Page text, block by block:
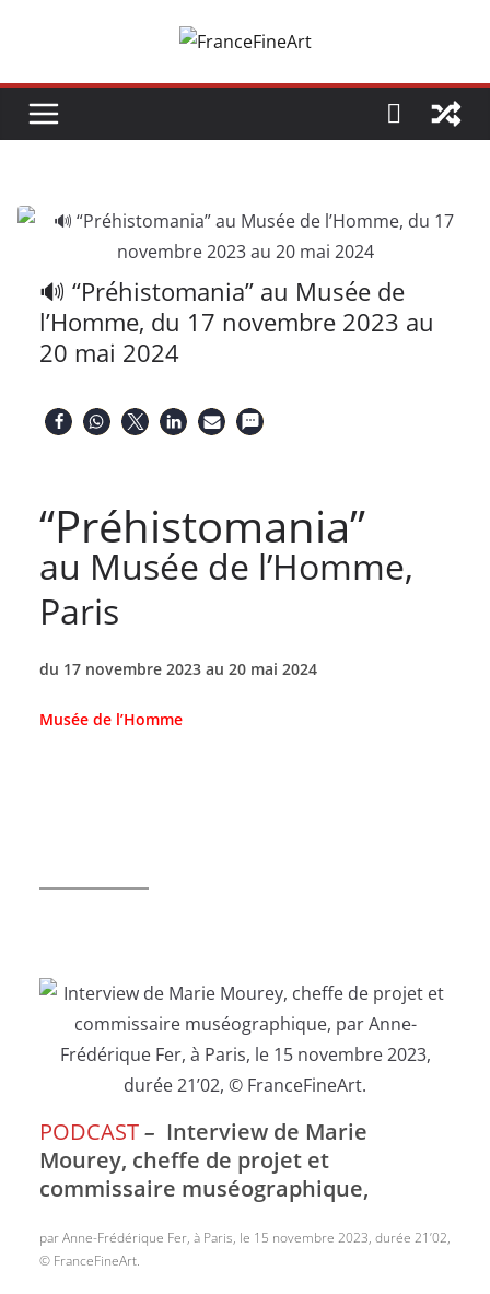
🔊 “Préhistomania” au Musée de
l’Homme, du 17 novembre 2023 au
20 mai 2024
“Préhistomania”
au Musée de l’Homme,
Paris
du 17 novembre 2023 au 20 mai 2024
Musée de l’Homme
PODCAST– Interview de Marie
Mourey, cheffe de projet et
commissaire muséographique,
par Anne-Frédérique Fer, à Paris, le 15 novembre 2023, durée 21’02,
© FranceFineArt.